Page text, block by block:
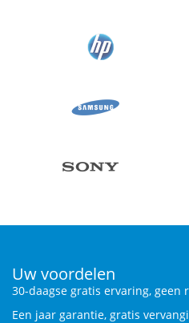
Uw voordelen
30-daagse gratis ervaring, geen
Een jaar garantie, gratis